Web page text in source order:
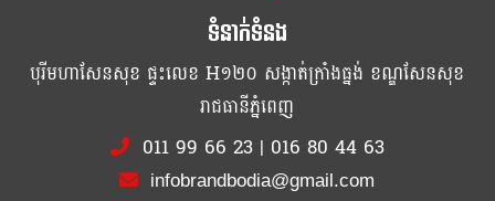
ទំនាក់ទំនង
បុរីមហាសែនសុខ ផ្ទះលេខ H១២០ សង្កាត់ក្រាំងធ្នង់ ខណ្ឌសែនសុខ
រាជធានីភ្នំពេញ
011 99 66 23| 016 80 44 63
infobrandbodia@gmail.com